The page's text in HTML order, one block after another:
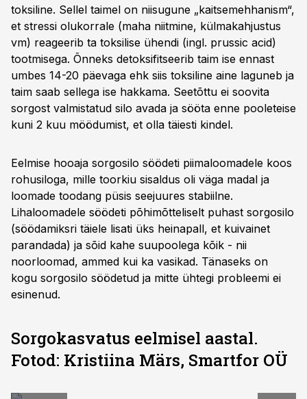
toksiline. Sellel taimel on niisugune „kaitsemehhanism“,
et stressi olukorrale (maha niitmine, külmakahjustus
vm) reageerib ta toksilise ühendi (ingl. prussic acid)
tootmisega. Õnneks detoksifitseerib taim ise ennast
umbes 14-20 päevaga ehk siis toksiline aine laguneb ja
taim saab sellega ise hakkama. Seetõttu ei soovita
sorgost valmistatud silo avada ja sööta enne pooleteise
kuni 2 kuu möödumist, et olla täiesti kindel.
Eelmise hooaja sorgosilo söödeti piimaloomadele koos
rohusiloga, mille toorkiu sisaldus oli väga madal ja
loomade toodang püsis seejuures stabiilne.
Lihaloomadele söödeti põhimõtteliselt puhast sorgosilo
(söödamiksri täiele lisati üks heinapall, et kuivainet
parandada) ja sõid kahe suupoolega kõik - nii
noorloomad, ammed kui ka vasikad. Tänaseks on
kogu sorgosilo söödetud ja mitte ühtegi probleemi ei
esinenud.
Sorgokasvatus eelmisel aastal.
Fotod: Kristiina Märs, Smartfor OÜ